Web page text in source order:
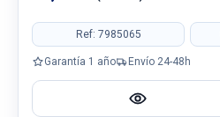
Ref: 7985065
Garantía 1 año Envío 24-48h